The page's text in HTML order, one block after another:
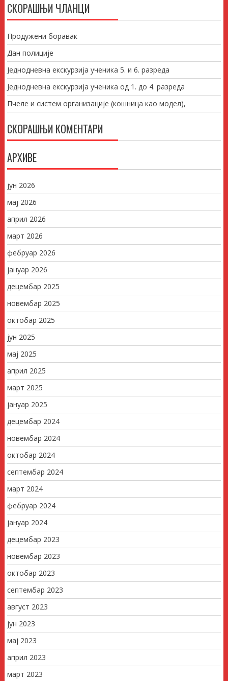
СКОРАШЊИ ЧЛАНЦИ
Продужени боравак
Дан полиције
Једнодневна екскурзија ученика 5. и 6. разреда
Једнодневна екскурзија ученика од 1. до 4. разреда
Пчеле и систем организације (кошница као модел),
СКОРАШЊИ КОМЕНТАРИ
АРХИВЕ
јун 2026
мај 2026
април 2026
март 2026
фебруар 2026
јануар 2026
децембар 2025
новембар 2025
октобар 2025
јун 2025
мај 2025
април 2025
март 2025
јануар 2025
децембар 2024
новембар 2024
октобар 2024
септембар 2024
март 2024
фебруар 2024
јануар 2024
децембар 2023
новембар 2023
октобар 2023
септембар 2023
август 2023
јун 2023
мај 2023
април 2023
март 2023